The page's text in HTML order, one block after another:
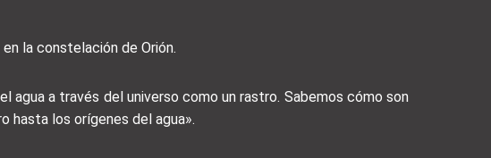
la constelación de Orión.
agua a través del universo como un rastro. Sabemos cómo son
hasta los orígenes del agua».